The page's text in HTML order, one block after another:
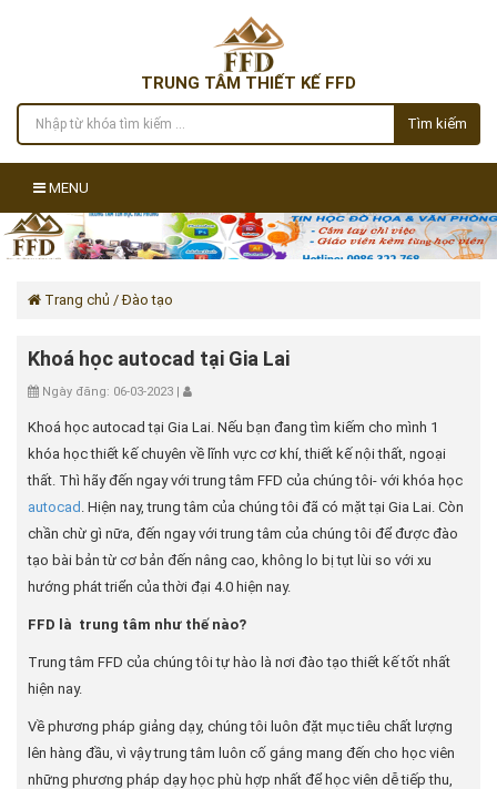
TRUNG TÂM THIẾT KẾ FFD
Tìm kiếm
MENU
Trang chủ / Đào tạo
Khoá học autocad tại Gia Lai
Ngày đăng: 06-03-2023 |
Khoá học autocad tại Gia Lai. Nếu bạn đang tìm kiếm cho mình 1
khóa học thiết kế chuyên về lĩnh vực cơ khí, thiết kế nội thất, ngoại
thất. Thì hãy đến ngay với trung tâm FFD của chúng tôi- với khóa học
autocad . Hiện nay, trung tâm của chúng tôi đã có mặt tại Gia Lai. Còn
chần chừ gì nữa, đến ngay với trung tâm của chúng tôi để được đào
tạo bài bản từ cơ bản đến nâng cao, không lo bị tụt lùi so với xu
hướng phát triển của thời đại 4.0 hiện nay.
FFD là trung tâm như thế nào?
Trung tâm FFD của chúng tôi tự hào là nơi đào tạo thiết kế tốt nhất
hiện nay.
Về phương pháp giảng dạy, chúng tôi luôn đặt mục tiêu chất lượng
lên hàng đầu, vì vậy trung tâm luôn cố gắng mang đến cho học viên
những phương pháp dạy học phù hợp nhất để học viên dễ tiếp thu,